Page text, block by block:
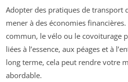
Adopter des pratiques de transport
mener à des économies
commun, le vélo ou le covoiturage
liées à l’essence, aux péages et à
long terme, cela peut rendre votre
abordable.